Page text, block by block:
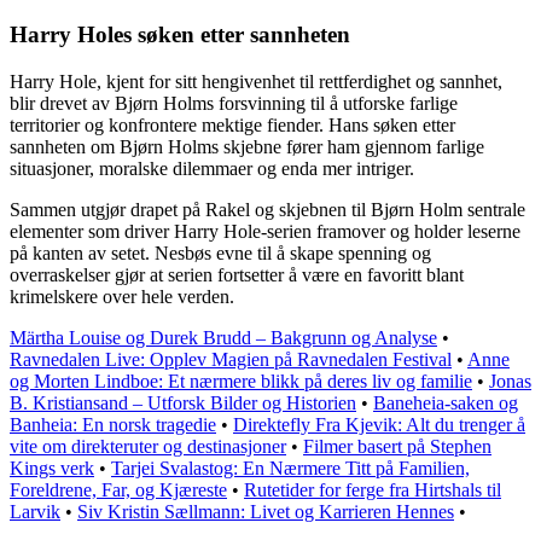
Harry Holes søken etter sannheten
Harry Hole, kjent for sitt hengivenhet til rettferdighet og sannhet,
blir drevet av Bjørn Holms forsvinning til å utforske farlige
territorier og konfrontere mektige fiender. Hans søken etter
sannheten om Bjørn Holms skjebne fører ham gjennom farlige
situasjoner, moralske dilemmaer og enda mer intriger.
Sammen utgjør drapet på Rakel og skjebnen til Bjørn Holm sentrale
elementer som driver Harry Hole-serien framover og holder leserne
på kanten av setet. Nesbøs evne til å skape spenning og
overraskelser gjør at serien fortsetter å være en favoritt blant
krimelskere over hele verden.
Märtha Louise og Durek Brudd – Bakgrunn og Analyse •
Ravnedalen Live: Opplev Magien på Ravnedalen Festival • Anne
og Morten Lindboe: Et nærmere blikk på deres liv og familie • Jonas
B. Kristiansand – Utforsk Bilder og Historien • Baneheia-saken og
Banheia: En norsk tragedie • Direktefly Fra Kjevik: Alt du trenger å
vite om direkteruter og destinasjoner• Filmer basert på Stephen
Kings verk • Tarjei Svalastog: En Nærmere Titt på Familien,
Foreldrene, Far, og Kjæreste • Rutetider for ferge fra Hirtshals til
Larvik • Siv Kristin Sællmann: Livet og Karrieren Hennes •